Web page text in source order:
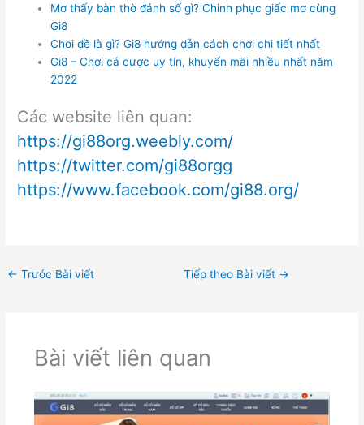
Mơ thấy bàn thờ đánh số gì? Chinh phục giấc mơ cùng
Gi8
Chơi đề là gì? Gi8 hướng dẫn cách chơi chi tiết nhất
Gi8 – Chơi cá cược uy tín, khuyến mãi nhiều nhất năm
2022
Các website liên quan:
https://gi88org.weebly.com/
https://twitter.com/gi88orgg
https://www.facebook.com/gi88.org/
← Trước Bài viết Tiếp theo Bài viết →
Bài viết liên quan